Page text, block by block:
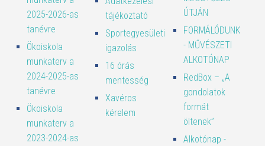
2025-2026-as
tanévre
Ökoiskola
munkaterv a
2024-2025-as
tanévre
Ökoiskola
munkaterv a
2023-2024-as
tájékoztató
Sportegyesületi
igazolás
16 órás
mentesség
Xavéros
kérelem
ÚTJÁN
FORMÁLÓDUNK
- MŰVÉSZETI
ALKOTÓNAP
RedBox – „A
gondolatok
formát
öltenek”
Alkotónap -